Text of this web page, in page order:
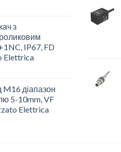
з
IP67, FD
Elettrica
M16 діапазон
5-10mm, VF
Elettrica